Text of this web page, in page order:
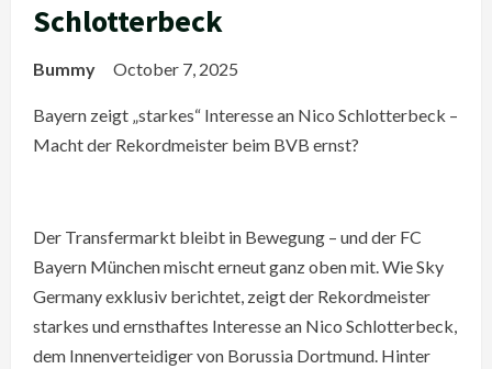
Schlotterbeck
Bummy October 7, 2025
Bayern zeigt „starkes“ Interesse an Nico Schlotterbeck –
Macht der Rekordmeister beim BVB ernst?
Der Transfermarkt bleibt in Bewegung – und der FC
Bayern München mischt erneut ganz oben mit. Wie Sky
Germany exklusiv berichtet, zeigt der Rekordmeister
starkes und ernsthaftes Interesse an Nico Schlotterbeck,
dem Innenverteidiger von Borussia Dortmund. Hinter